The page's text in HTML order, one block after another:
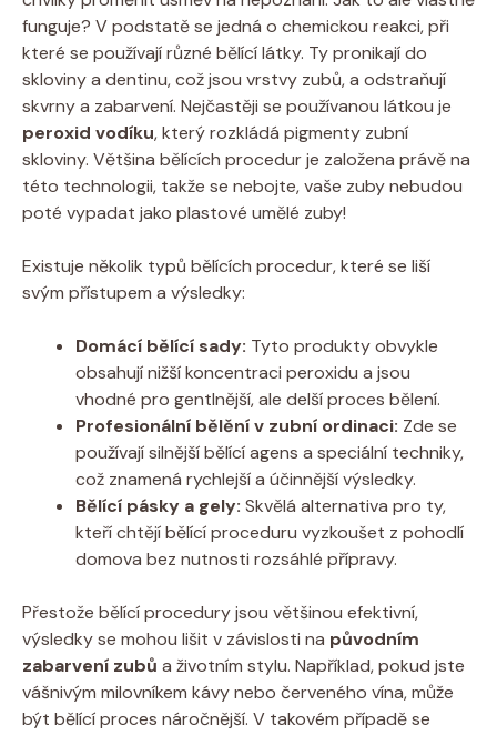
funguje? V podstatě se jedná o chemickou reakci, při
které se používají různé bělící látky. Ty pronikají do
skloviny a dentinu, což jsou vrstvy zubů, a odstraňují
skvrny a zabarvení. Nejčastěji se používanou látkou je
peroxid vodíku, který rozkládá pigmenty zubní
skloviny. Většina bělících procedur je založena právě na
této technologii, takže se nebojte, vaše zuby nebudou
poté vypadat jako plastové umělé zuby!
Existuje několik typů bělících procedur, které se liší
svým přístupem a výsledky:
Domácí bělící sady: Tyto produkty obvykle
obsahují nižší koncentraci peroxidu a jsou
vhodné pro gentlnější, ale delší proces bělení.
Profesionální bělění v zubní ordinaci: Zde se
používají silnější bělící agens a speciální techniky,
což znamená rychlejší a účinnější výsledky.
Bělící pásky a gely: Skvělá alternativa pro ty,
kteří chtějí bělící proceduru vyzkoušet z pohodlí
domova bez nutnosti rozsáhlé přípravy.
Přestože bělící procedury jsou většinou efektivní,
výsledky se mohou lišit v závislosti na původním
zabarvení zubů a životním stylu. Například, pokud jste
vášnivým milovníkem kávy nebo červeného vína, může
být bělící proces náročnější. V takovém případě se